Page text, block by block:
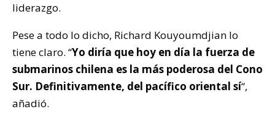
liderazgo.
Pese a todo lo dicho, Richard Kouyoumdjian lo
tiene claro. “Yo diría que hoy en día la fuerza de
submarinos chilena es la más poderosa del Cono
Sur. Definitivamente, del pacífico oriental sí“,
añadió.